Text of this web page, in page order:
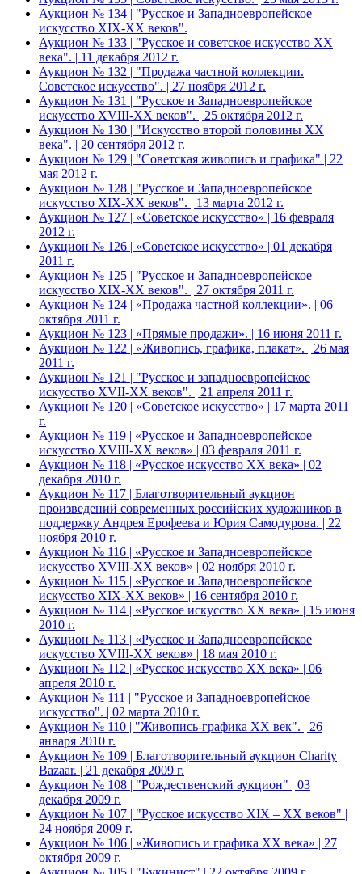
Аукцион № 134 | "Русское и Западноевропейское
искусство XIX-ХХ веков".
Аукцион № 133 | "Русское и советское искусство ХХ
века". | 11 декабря 2012 г.
Аукцион № 132 | "Продажа частной коллекции.
Советское искусство". | 27 ноября 2012 г.
Аукцион № 131 | "Русское и Западноевропейское
искусство XVIII-ХХ веков". | 25 октября 2012 г.
Аукцион № 130 | "Искусство второй половины XX
века". | 20 сентября 2012 г.
Аукцион № 129 | "Советская живопись и графика" | 22
мая 2012 г.
Аукцион № 128 | "Русское и Западноевропейское
искусство XIX-ХХ веков". | 13 марта 2012 г.
Аукцион № 127 | «Советское искусство» | 16 февраля
2012 г.
Аукцион № 126 | «Советское искусство» | 01 декабря
2011 г.
Аукцион № 125 | "Русское и Западноевропейское
искусство XIX-ХХ веков". | 27 октября 2011 г.
Аукцион № 124 | «Продажа частной коллекции». | 06
октября 2011 г.
Аукцион № 123 | «Прямые продажи». | 16 июня 2011 г.
Аукцион № 122 | «Живопись, графика, плакат». | 26 мая
2011 г.
Аукцион № 121 | "Русское и западноевропейское
искусство XVII-XX веков". | 21 апреля 2011 г.
Аукцион № 120 | «Советское искусство» | 17 марта 2011
г.
Аукцион № 119 | «Русское и Западноевропейское
искусство XVIII-ХХ веков» | 03 февраля 2011 г.
Аукцион № 118 | «Русское искусство ХХ века» | 02
декабря 2010 г.
Аукцион № 117 | Благотворительный аукцион
произведений современных российских художников в
поддержку Андрея Ерофеева и Юрия Самодурова. | 22
ноября 2010 г.
Аукцион № 116 | «Русское и Западноевропейское
искусство XVIII-ХХ веков» | 02 ноября 2010 г.
Аукцион № 115 | «Русское и Западноевропейское
искусство XIX-ХХ веков» | 16 сентября 2010 г.
Аукцион № 114 | «Русское искусство ХХ века» | 15 июня
2010 г.
Аукцион № 113 | «Русское и Западноевропейское
искусство XVIII-ХХ веков» | 18 мая 2010 г.
Аукцион № 112 | «Русское искусство ХХ века» | 06
апреля 2010 г.
Аукцион № 111 | "Русское и Западноевропейское
искусство". | 02 марта 2010 г.
Аукцион № 110 | "Живопись-графика ХХ век". | 26
января 2010 г.
Аукцион № 109 | Благотворительный аукцион Charity
Bazaar. | 21 декабря 2009 г.
Аукцион № 108 | "Рождественский аукцион" | 03
декабря 2009 г.
Аукцион № 107 | "Русское искусство XIX – ХХ веков" |
24 ноября 2009 г.
Аукцион № 106 | «Живопись и графика ХХ века» | 27
октября 2009 г.